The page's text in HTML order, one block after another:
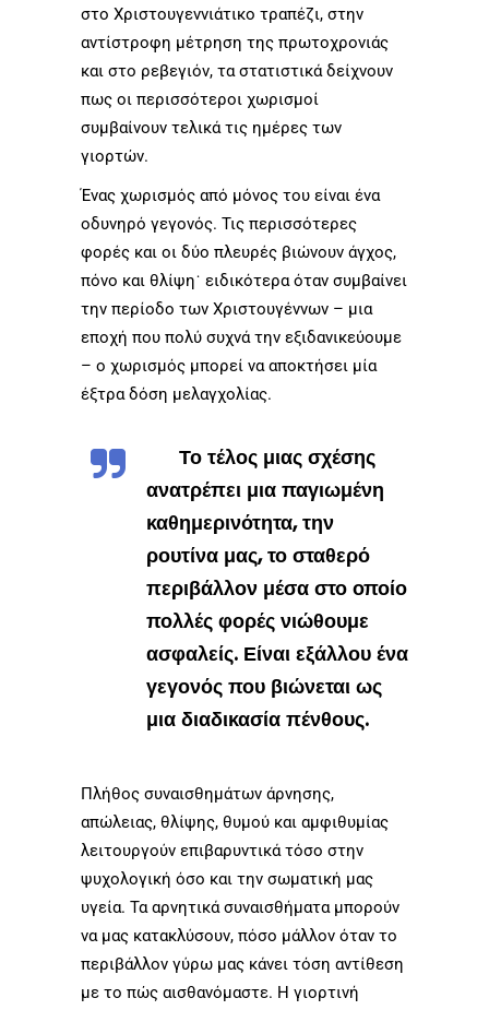
στο Χριστουγεννιάτικο τραπέζι, στην
αντίστροφη μέτρηση της πρωτοχρονιάς
και στο ρεβεγιόν, τα στατιστικά δείχνουν
πως οι περισσότεροι χωρισμοί
συμβαίνουν τελικά τις ημέρες των
γιορτών.
Ένας χωρισμός από μόνος του είναι ένα
οδυνηρό γεγονός. Τις περισσότερες
φορές και οι δύο πλευρές βιώνουν άγχος,
πόνο και θλίψη˙ ειδικότερα όταν συμβαίνει
την περίοδο των Χριστουγέννων – μια
εποχή που πολύ συχνά την εξιδανικεύουμε
– ο χωρισμός μπορεί να αποκτήσει μία
έξτρα δόση μελαγχολίας.
Το τέλος μιας σχέσης
ανατρέπει μια παγιωμένη
καθημερινότητα, την
ρουτίνα μας, το σταθερό
περιβάλλον μέσα στο οποίο
πολλές φορές νιώθουμε
ασφαλείς. Είναι εξάλλου ένα
γεγονός που βιώνεται ως
μια διαδικασία πένθους.
Πλήθος συναισθημάτων άρνησης,
απώλειας, θλίψης, θυμού και αμφιθυμίας
λειτουργούν επιβαρυντικά τόσο στην
ψυχολογική όσο και την σωματική μας
υγεία. Τα αρνητικά συναισθήματα μπορούν
να μας κατακλύσουν, πόσο μάλλον όταν το
περιβάλλον γύρω μας κάνει τόση αντίθεση
με το πώς αισθανόμαστε. Η γιορτινή